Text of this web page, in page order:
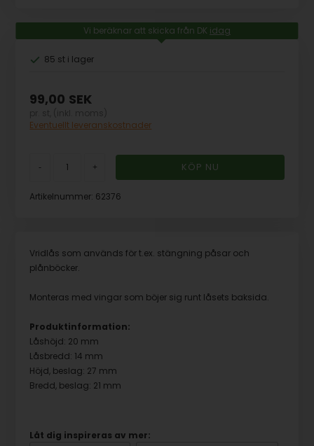
Vridlås som används för t.ex. stängning påsar och
plånböcker.
Monteras med vingar som böjer sig runt låsets baksida.
Produktinformation:
Låshöjd: 20 mm
Låsbredd: 14 mm
Höjd, beslag: 27 mm
Bredd, beslag: 21 mm
Låt dig inspireras av mer:
85 st i lager
Vi beräknar att skicka från DK idag
99,00 SEK
Eventuellt leveranskostnader
- +
Artikelnummer: 62376